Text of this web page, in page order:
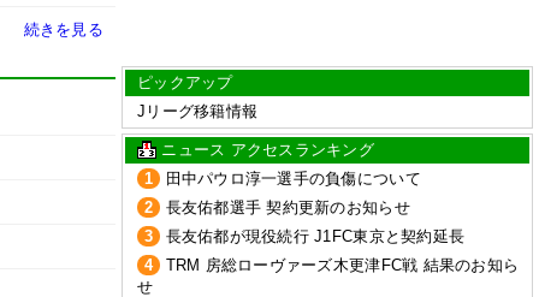
続きを見る
ピックアップ
Jリーグ移籍情報
ニュース アクセスランキング
1
田中パウロ淳一選手の負傷について
2
長友佑都選手 契約更新のお知らせ
3
長友佑都が現役続行 J1FC東京と契約延長
4
TRM 房総ローヴァーズ木更津FC戦 結果のお知ら
せ